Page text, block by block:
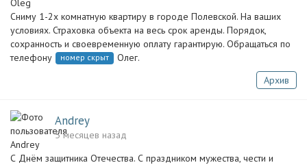
Сниму 1-2х комнатную квартиру в городе Полевской. На ваших
условиях. Страховка объекта на весь срок аренды. Порядок,
сохранность и своевременную оплату гарантирую. Обращаться по
телефону
номер скрыт
Олег.
Архив
Andrey
5 месяцев назад
С Днём защитника Отечества. С праздником мужества, чести и